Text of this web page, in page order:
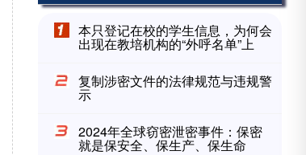
本只登记在校的学生信息，为何会
出现在教培机构的“外呼名单”上
复制涉密文件的法律规范与违规警
示
2024年全球窃密泄密事件：保密
就是保安全、保生产、保生命